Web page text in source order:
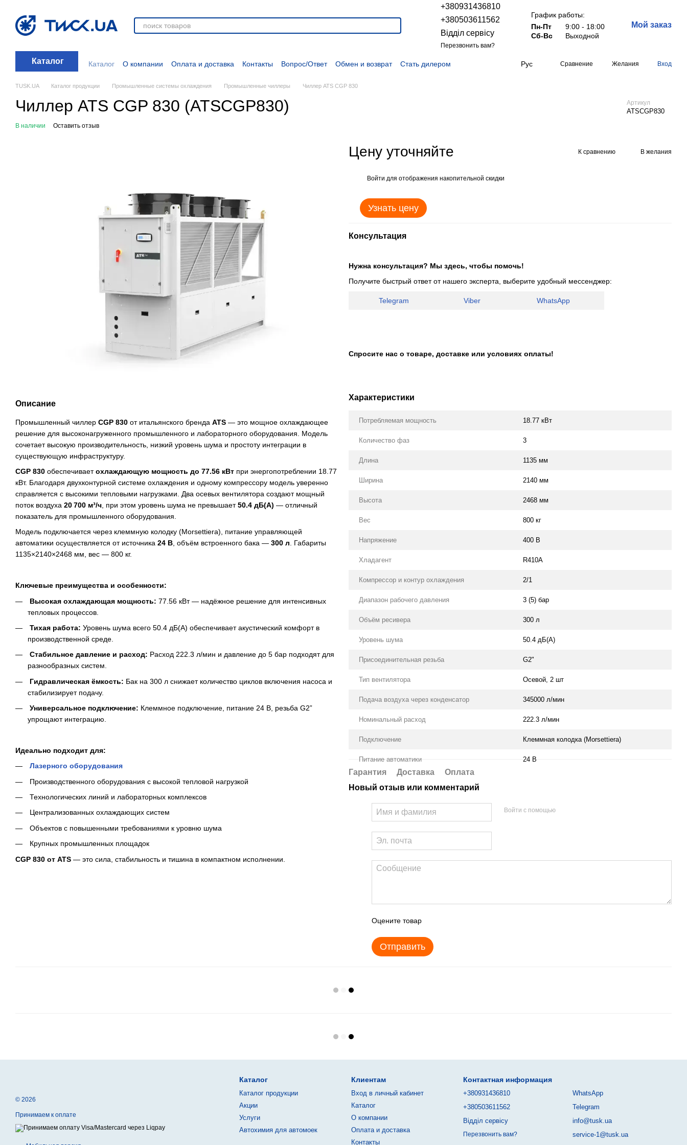
+380931436810
+380503611562
Відділ сервісу
Перезвонить вам?
График работы:
Пн-Пт
9:00 - 18:00
Сб-Вс
Выходной
Мой заказ
Каталог Каталог О компании Оплата и доставка Контакты Вопрос/Ответ Обмен и возврат
Стать дилером
Дополнительные материалы
Блог Политика конфиденциальности Договор оферты
Рус Сравнение Желания Вход
TUSK.UA Каталог продукции Промышленные системы охлаждения Промышленные чиллеры Чиллер ATS CGP 830
Чиллер ATS CGP 830 (ATSCGP830) Артикул
ATSCGP830
В наличии Оставить отзыв
Описание
Промышленный чиллер CGP 830 от итальянского бренда ATS — это мощное охлаждающее
решение для высоконагруженного промышленного и лабораторного оборудования. Модель
сочетает высокую производительность, низкий уровень шума и простоту интеграции в
существующую инфраструктуру.
CGP 830 обеспечиваетохлаждающую мощность до 77.56 кВт при энергопотреблении 18.77
кВт. Благодаря двухконтурной системе охлаждения и одному компрессору модель уверенно
справляется с высокими тепловыми нагрузками. Два осевых вентилятора создают мощный
поток воздуха 20 700 м³/ч , при этом уровень шума не превышает50.4 дБ(А) — отличный
показатель для промышленного оборудования.
Модель подключается через клеммную колодку (Morsettiera), питание управляющей
автоматики осуществляется от источника 24 В, объём встроенного бака — 300 л. Габариты
1135×2140×2468 мм, вес — 800 кг.
Ключевые преимущества и особенности:
Высокая охлаждающая мощность: 77.56 кВт — надёжное решение для интенсивных
тепловых процессов.
Тихая работа: Уровень шума всего 50.4 дБ(А) обеспечивает акустический комфорт в
производственной среде.
Стабильное давление и расход: Расход 222.3 л/мин и давление до 5 бар подходят для
разнообразных систем.
Гидравлическая ёмкость: Бак на 300 л снижает количество циклов включения насоса и
стабилизирует подачу.
Универсальное подключение: Клеммное подключение, питание 24 В, резьба G2”
упрощают интеграцию.
Идеально подходит для:
Лазерного оборудования
Производственного оборудования с высокой тепловой нагрузкой
Технологических линий и лабораторных комплексов
Централизованных охлаждающих систем
Объектов с повышенными требованиями к уровню шума
Крупных промышленных площадок
CGP 830 от ATS — это сила, стабильность и тишина в компактном исполнении.
Цену уточняйте К сравнению В желания
Войти для отображения накопительной скидки
Узнать цену
Консультация
Нужна консультация? Мы здесь, чтобы помочь!
Получите быстрый ответ от нашего эксперта, выберите удобный мессенджер:
Telegram Viber WhatsApp
Спросите нас о товаре, доставке или условиях оплаты!
Характеристики
Потребляемая мощность 18.77 кВт
Количество фаз 3
Длина 1135 мм
Ширина 2140 мм
Высота 2468 мм
Вес 800 кг
Напряжение 400 В
Хладагент R410A
Компрессор и контур охлаждения 2/1
Диапазон рабочего давления 3 (5) бар
Объём ресивера 300 л
Уровень шума 50.4 дБ(А)
Присоединительная резьба G2"
Тип вентилятора Осевой, 2 шт
Подача воздуха через конденсатор 345000 л/мин
Номинальный расход 222.3 л/мин
Подключение Клеммная колодка (Morsettiera)
Питание автоматики 24 В
Гарантия Доставка
Оплата
Новый отзыв или комментарий
Войти с помощью
Оцените товар
Отправить
© 2026
Принимаем к оплате
Каталог
Каталог продукции
Акции
Услуги
Автохимия для автомоек
Клиентам
Вход в личный кабинет
Каталог
О компании
Оплата и доставка
Контакты
Контактная информация
+380931436810
+380503611562
Відділ сервісу
Перезвонить вам?
WhatsApp
Telegram
info@tusk.ua
service-1@tusk.ua